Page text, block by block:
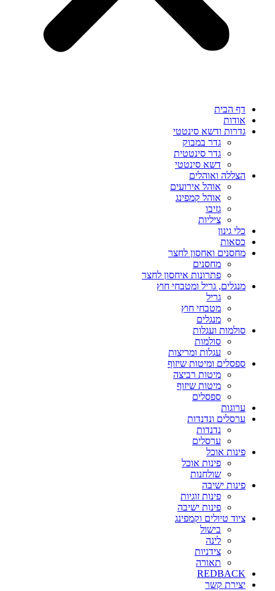
דף הבית
אודות
גדרות ודשא סינטטי
גדר במבוק
גדר סינטטית
דשא סינטטי
הצללה ואוהלים
אוהל אירועים
אוהל קמפינג
גזיבו
ציליות
כלי גינון
כסאות
מחסנים ואחסון לחצר
מחסנים
פתרונות איחסון לחצר
מנגלים, גריל ומטבחי חוץ
גריל
מטבחי חוץ
מנגלים
סולמות ועגלות
סולמות
עגלות ומריצות
ספסלים ומיטות שיזוף
מיטות רביצה
מיטות שיזוף
ספסלים
ערוגות
ערסלים ונדנדות
נדנדות
ערסלים
פינות אוכל
פינות אוכל
שולחנות
פינות ישיבה
פינות זוגיות
פינות ישיבה
ציוד טיולים וקמפינג
בישול
לינה
צידניות
תאורה
REDBACK
יצירת קשר